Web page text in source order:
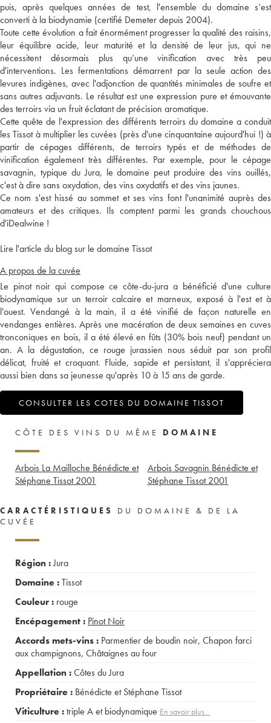
puis, après quelques années de test, l'ensemble du domaine s’est
converti à la biodynamie (certifié Demeter depuis 2004).
Toute cette évolution a fait énormément progresser la qualité des raisins,
leur équilibre acide, leur maturité et la densité de leur jus, qui ne
nécessitent désormais plus qu’une vinification avec très peu
d'interventions. Les fermentations démarrent par la seule action des
levures indigènes, avec l'adjonction de quantités minimales de soufre et
sans autres adjuvants. Le résultat est une expression pure et émouvante
des terroirs via un fruit éclatant de précision aromatique.
Cette quête de l'expression des différents terroirs du domaine a conduit
les Tissot à multiplier les cuvées (près d'une cinquantaine aujourd'hui !) à
partir de cépages différents, de terroirs typés et de méthodes de
vinification également très différentes. Par exemple, pour le cépage
savagnin, typique du Jura, le domaine peut produire des vins ouillés,
c'est à dire sans oxydation, des vins oxydatifs et des vins jaunes.
Ce nom s'est hissé au sommet et ses vins font l'unanimité auprès des
amateurs et des critiques. Ils comptent parmi les grands chouchous
d'iDealwine !
Lire l'article du blog sur le domaine Tissot
A propos de la cuvée
Le pinot noir qui compose ce côte-du-jura a bénéficié d'une culture
biodynamique sur un terroir calcaire et marneux, exposé à l'est et à
l'ouest. Vendangé à la main, il a été vinifié de façon naturelle en
vendanges entières. Après une macération de deux semaines en cuves
tronconiques en bois, il a été élevé en fûts (30% bois neuf) pendant un
an. A la dégustation, ce rouge jurassien nous séduit par son profil
délicat, fruité et croquant. Fluide, sapide et persistant, il s'appréciera
aussi bien dans sa jeunesse qu'après 10 à 15 ans de garde.
CONSULTER LES COTES DU DOMAINE TISSOT
CÔTE DES VINS DU MÊME DOMAINE
Arbois La Mailloche Bénédicte et
Stéphane Tissot 2001
Arbois Savagnin Bénédicte et
Stéphane Tissot 2001
CARACTÉRISTIQUES
DU DOMAINE & DE LA
CUVÉE
Région :Jura
Domaine :Tissot
Couleur : rouge
Encépagement : Pinot Noir
Accords mets-vins : Parmentier de boudin noir, Chapon farci
aux champignons, Châtaignes au four
Appellation :Côtes du Jura
Propriétaire : Bénédicte et Stéphane Tissot
Viticulture :triple A et biodynamique En savoir plus...